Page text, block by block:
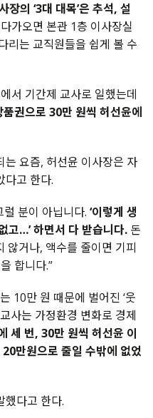
장의 ‘3대 대목’은 추석, 설
다가오면 본관 1층 이사장실
리는 교직원들을 쉽게 볼 수
서 기간제 교사로 일했는데
품권으로 30만 원씩 허선윤에
는 요즘, 허선윤 이사장은 자
다고 한다.
럴 분이 아닙니다. ‘이렇게 생
고…’하면서 다 받습니다. 돈
않거나, 액수를 줄이면 기피
합니다.”
10만 원 때문에 벌어진 ‘웃
교사는 가정환경 변화로 경제
세 번, 30만 원씩 허선윤 이
20만원으로 줄일 수밖에 없었
했다고 한다.